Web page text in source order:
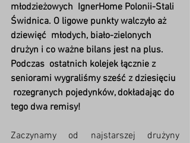
młodzieżowych  IgnerHome Polonii-Stali
Świdnica. O ligowe punkty walczyło aż
dziewięć  młodych, biało-zielonych
drużyn i co ważne bilans jest na plus.
Podczas  ostatnich kolejek łącznie z
seniorami wygraliśmy sześć z dziesięciu
rozegranych pojedynków, dokładając do
tego dwa remisy!
Zaczynamy od najstarszej drużyny